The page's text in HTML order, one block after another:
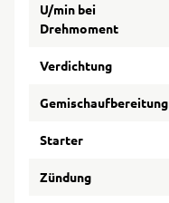
U/min bei
Drehmoment
Verdichtung
Gemischaufbereitung
Starter
Zündung